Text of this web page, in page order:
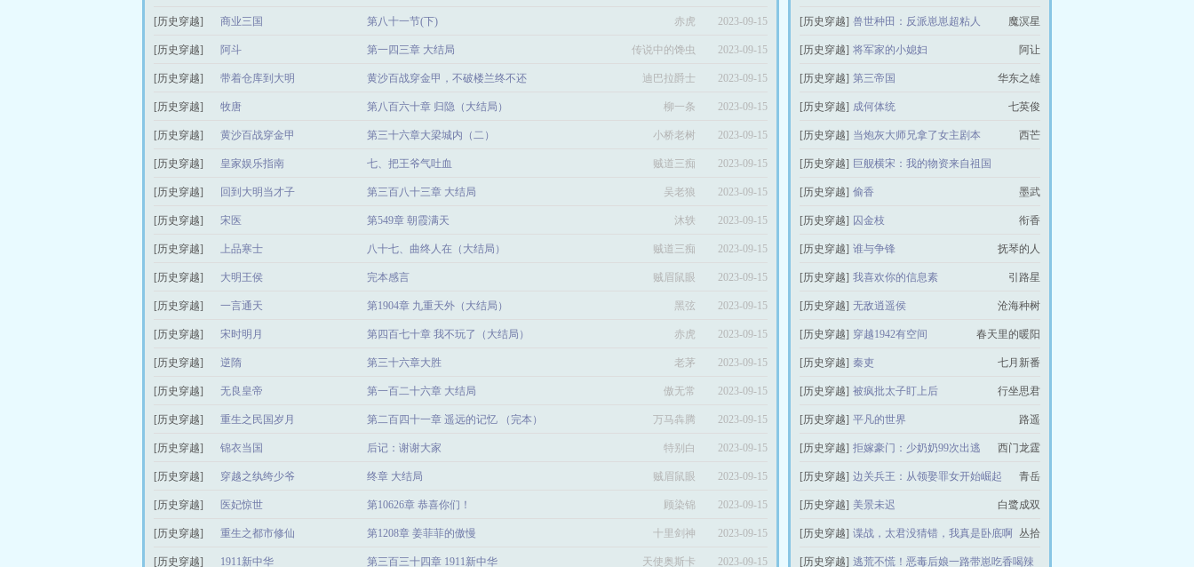
[历史穿越] 商业三国 第八十一节(下) 赤虎 2023-09-15
[历史穿越] 阿斗 第一四三章 大结局 传说中的馋虫 2023-09-15
[历史穿越] 带着仓库到大明 黄沙百战穿金甲，不破楼兰终不还 迪巴拉爵士 2023-09-15
[历史穿越] 牧唐 第八百六十章 归隐（大结局） 柳一条 2023-09-15
[历史穿越] 黄沙百战穿金甲 第三十六章大梁城内（二） 小桥老树 2023-09-15
[历史穿越] 皇家娱乐指南 七、把王爷气吐血 贼道三痴 2023-09-15
[历史穿越] 回到大明当才子 第三百八十三章 大结局 吴老狼 2023-09-15
[历史穿越] 宋医 第549章 朝霞满天 沐轶 2023-09-15
[历史穿越] 上品寒士 八十七、曲终人在（大结局） 贼道三痴 2023-09-15
[历史穿越] 大明王侯 完本感言 贼眉鼠眼 2023-09-15
[历史穿越] 一言通天 第1904章 九重天外（大结局） 黑弦 2023-09-15
[历史穿越] 宋时明月 第四百七十章 我不玩了（大结局） 赤虎 2023-09-15
[历史穿越] 逆隋 第三十六章大胜 老茅 2023-09-15
[历史穿越] 无良皇帝 第一百二十六章 大结局 傲无常 2023-09-15
[历史穿越] 重生之民国岁月 第二百四十一章 遥远的记忆 （完本） 万马犇腾 2023-09-15
[历史穿越] 锦衣当国 后记：谢谢大家 特别白 2023-09-15
[历史穿越] 穿越之纨绔少爷 终章 大结局 贼眉鼠眼 2023-09-15
[历史穿越] 医妃惊世 第10626章 恭喜你们！ 顾染锦 2023-09-15
[历史穿越] 重生之都市修仙 第1208章 姜菲菲的傲慢 十里剑神 2023-09-15
[历史穿越] 1911新中华 第三百三十四章 1911新中华 天使奥斯卡 2023-09-15
[历史穿越] 兽世种田：反派崽崽超粘人 魔溟星
[历史穿越] 将军家的小媳妇 阿让
[历史穿越] 第三帝国 华东之雄
[历史穿越] 成何体统 七英俊
[历史穿越] 当炮灰大师兄拿了女主剧本 西芒
[历史穿越] 巨舰横宋：我的物资来自祖国
伴读小牧童
[历史穿越] 偷香 墨武
[历史穿越] 囚金枝 衔香
[历史穿越] 谁与争锋 抚琴的人
[历史穿越] 我喜欢你的信息素 引路星
[历史穿越] 无敌逍遥侯 沧海种树
[历史穿越] 穿越1942有空间 春天里的暖阳
[历史穿越] 秦吏 七月新番
[历史穿越] 被疯批太子盯上后 行坐思君
[历史穿越] 平凡的世界 路遥
[历史穿越] 拒嫁豪门：少奶奶99次出逃 西门龙霆
[历史穿越] 边关兵王：从领娶罪女开始崛起 青岳
[历史穿越] 美景未迟 白鹭成双
[历史穿越] 谍战，太君没猜错，我真是卧底啊 丛拾
[历史穿越] 逃荒不慌！恶毒后娘一路带崽吃香喝辣